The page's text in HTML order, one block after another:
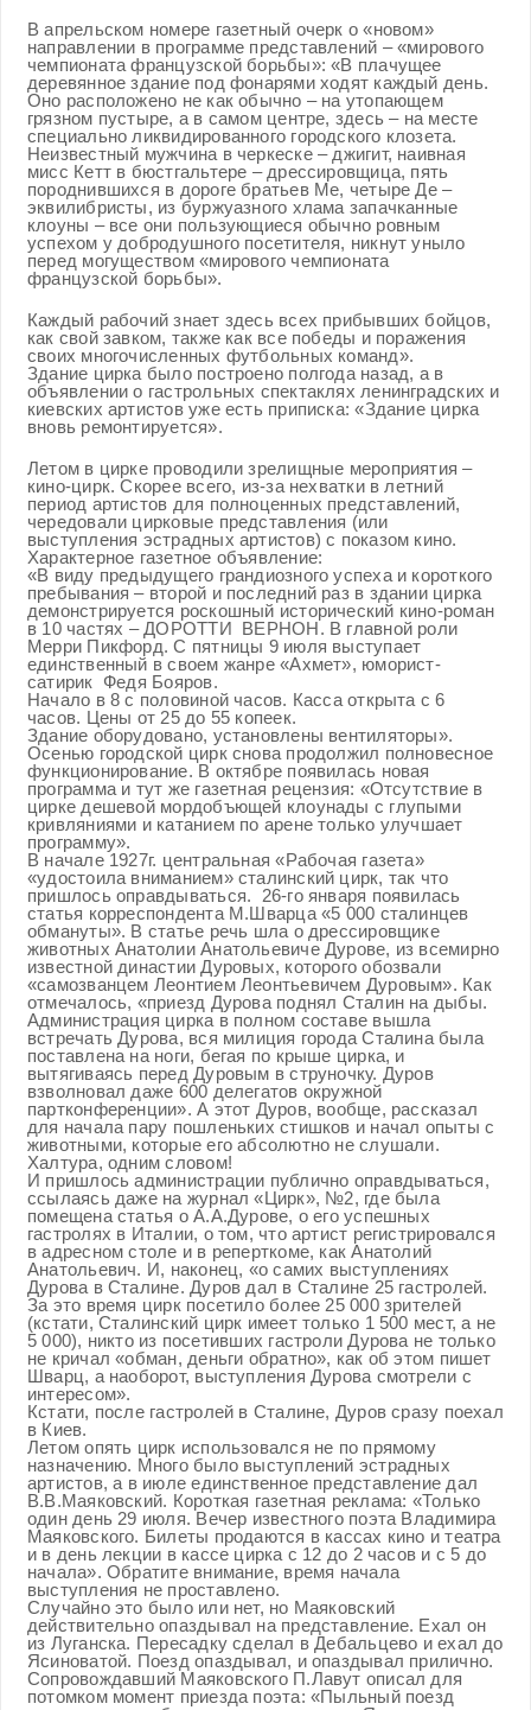
В апрельском номере газетный очерк о «новом»
направлении в программе представлений – «мирового
чемпионата французской борьбы»: «В плачущее
деревянное здание под фонарями ходят каждый день.
Оно расположено не как обычно – на утопающем
грязном пустыре, а в самом центре, здесь – на месте
специально ликвидированного городского клозета.
Неизвестный мужчина в черкеске – джигит, наивная
мисс Кетт в бюстгальтере – дрессировщица, пять
породнившихся в дороге братьев Ме, четыре Де –
эквилибристы, из буржуазного хлама запачканные
клоуны – все они пользующиеся обычно ровным
успехом у добродушного посетителя, никнут уныло
перед могуществом «мирового чемпионата
французской борьбы».
Каждый рабочий знает здесь всех прибывших бойцов,
как свой завком, также как все победы и поражения
своих многочисленных футбольных команд».
Здание цирка было построено полгода назад, а в
объявлении о гастрольных спектаклях ленинградских и
киевских артистов уже есть приписка: «Здание цирка
вновь ремонтируется».
Летом в цирке проводили зрелищные мероприятия –
кино-цирк. Скорее всего, из-за нехватки в летний
период артистов для полноценных представлений,
чередовали цирковые представления (или
выступления эстрадных артистов) с показом кино.
Характерное газетное объявление:
«В виду предыдущего грандиозного успеха и короткого
пребывания – второй и последний раз в здании цирка
демонстрируется роскошный исторический кино-роман
в 10 частях – ДОРОТТИ ВЕРНОН. В главной роли
Мерри Пикфорд. С пятницы 9 июля выступает
единственный в своем жанре «Ахмет», юморист-
сатирик Федя Бояров.
Начало в 8 с половиной часов. Касса открыта с 6
часов. Цены от 25 до 55 копеек.
Здание оборудовано, установлены вентиляторы».
Осенью городской цирк снова продолжил полновесное
функционирование. В октябре появилась новая
программа и тут же газетная рецензия: «Отсутствие в
цирке дешевой мордобъющей клоунады с глупыми
кривляниями и катанием по арене только улучшает
программу».
В начале 1927г. центральная «Рабочая газета»
«удостоила вниманием» сталинский цирк, так что
пришлось оправдываться. 26-го января появилась
статья корреспондента М.Шварца «5 000 сталинцев
обмануты». В статье речь шла о дрессировщике
животных Анатолии Анатольевиче Дурове, из всемирно
известной династии Дуровых, которого обозвали
«самозванцем Леонтием Леонтьевичем Дуровым». Как
отмечалось, «приезд Дурова поднял Сталин на дыбы.
Администрация цирка в полном составе вышла
встречать Дурова, вся милиция города Сталина была
поставлена на ноги, бегая по крыше цирка, и
вытягиваясь перед Дуровым в струночку. Дуров
взволновал даже 600 делегатов окружной
партконференции». А этот Дуров, вообще, рассказал
для начала пару пошленьких стишков и начал опыты с
животными, которые его абсолютно не слушали.
Халтура, одним словом!
И пришлось администрации публично оправдываться,
ссылаясь даже на журнал «Цирк», №2, где была
помещена статья о А.А.Дурове, о его успешных
гастролях в Италии, о том, что артист регистрировался
в адресном столе и в реперткоме, как Анатолий
Анатольевич. И, наконец, «о самих выступлениях
Дурова в Сталине. Дуров дал в Сталине 25 гастролей.
За это время цирк посетило более 25 000 зрителей
(кстати, Сталинский цирк имеет только 1 500 мест, а не
5 000), никто из посетивших гастроли Дурова не только
не кричал «обман, деньги обратно», как об этом пишет
Шварц, а наоборот, выступления Дурова смотрели с
интересом».
Кстати, после гастролей в Сталине, Дуров сразу поехал
в Киев.
Летом опять цирк использовался не по прямому
назначению. Много было выступлений эстрадных
артистов, а в июле единственное представление дал
В.В.Маяковский. Короткая газетная реклама: «Только
один день 29 июля. Вечер известного поэта Владимира
Маяковского. Билеты продаются в кассах кино и театра
и в день лекции в кассе цирка с 12 до 2 часов и с 5 до
начала». Обратите внимание, время начала
выступления не проставлено.
Случайно это было или нет, но Маяковский
действительно опаздывал на представление. Ехал он
из Луганска. Пересадку сделал в Дебальцево и ехал до
Ясиноватой. Поезд опаздывал, и опаздывал прилично.
Сопровождавший Маяковского П.Лавут описал для
потомком момент приезда поэта: «Пыльный поезд